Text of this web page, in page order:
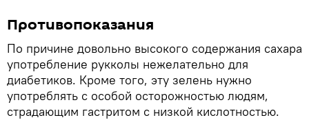
Противопоказания
По причине довольно высокого содержания сахара
употребление рукколы нежелательно для
диабетиков. Кроме того, эту зелень нужно
употреблять с особой осторожностью людям,
страдающим гастритом с низкой кислотностью.